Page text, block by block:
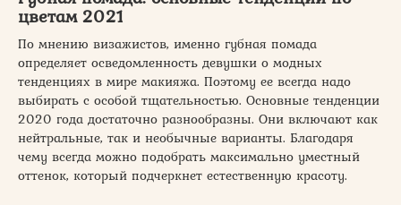
цветам 2021
По мнению визажистов, именно губная помада
определяет осведомленность девушки о модных
тенденциях в мире макияжа. Поэтому ее всегда надо
выбирать с особой тщательностью. Основные тенденции
2020 года достаточно разнообразны. Они включают как
нейтральные, так и необычные варианты. Благодаря
чему всегда можно подобрать максимально уместный
оттенок, который подчеркнет естественную красоту.